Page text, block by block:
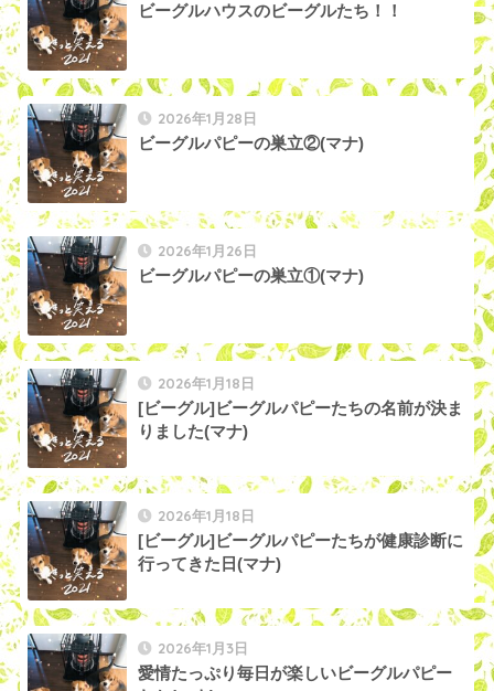
ビーグルハウスのビーグルたち！！
2026年1月28日
ビーグルパピーの巣立②(マナ)
2026年1月26日
ビーグルパピーの巣立①(マナ)
2026年1月18日
[ビーグル]ビーグルパピーたちの名前が決ま
りました(マナ)
2026年1月18日
[ビーグル]ビーグルパピーたちが健康診断に
行ってきた日(マナ)
2026年1月3日
愛情たっぷり毎日が楽しいビーグルパピー